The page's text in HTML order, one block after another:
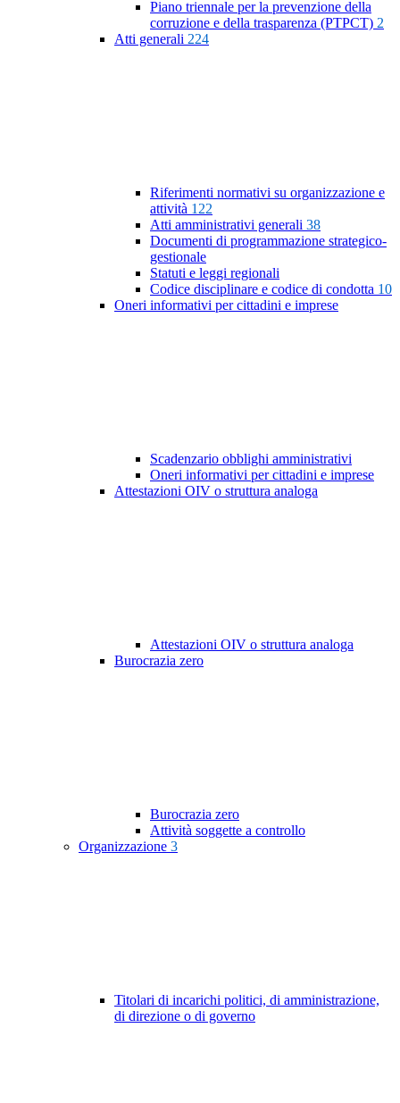
Piano triennale per la prevenzione della
corruzione e della trasparenza (PTPCT) 2
Atti generali 224
Riferimenti normativi su organizzazione e
attività 122
Atti amministrativi generali 38
Documenti di programmazione strategico-
gestionale
Statuti e leggi regionali
Codice disciplinare e codice di condotta 10
Oneri informativi per cittadini e imprese
Scadenzario obblighi amministrativi
Oneri informativi per cittadini e imprese
Attestazioni OIV o struttura analoga
Attestazioni OIV o struttura analoga
Burocrazia zero
Burocrazia zero
Attività soggette a controllo
Organizzazione 3
Titolari di incarichi politici, di amministrazione,
di direzione o di governo